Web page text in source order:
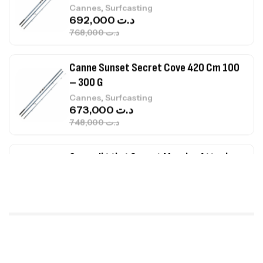
Cannes,Surfcasting
د.ت
د.ت
Canne Jigging Sunset Massive Attack
1.83m 120/250gr 30kg
Cannes, Jigging
د.ت
د.ت340,000